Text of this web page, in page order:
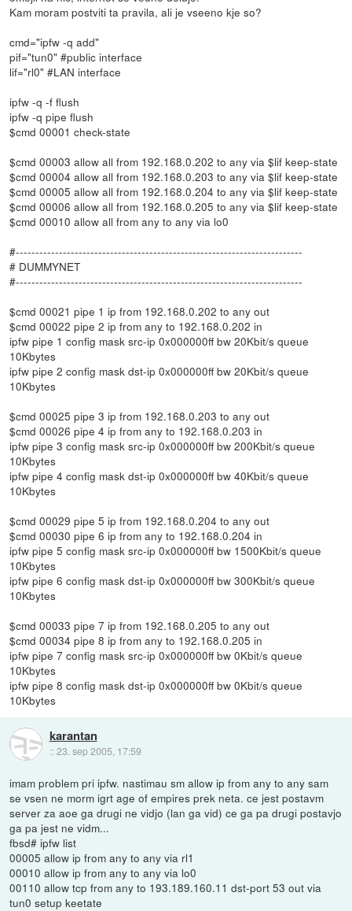
Kam moram postviti ta pravila, ali je vseeno kje so?
cmd="ipfw -q add"
pif="tun0" #public interface
lif="rl0" #LAN interface
ipfw -q -f flush
ipfw -q pipe flush
$cmd 00001 check-state
$cmd 00003 allow all from 192.168.0.202 to any via $lif keep-state
$cmd 00004 allow all from 192.168.0.203 to any via $lif keep-state
$cmd 00005 allow all from 192.168.0.204 to any via $lif keep-state
$cmd 00006 allow all from 192.168.0.205 to any via $lif keep-state
$cmd 00010 allow all from any to any via lo0
#-------------------------------------------------------------------------
# DUMMYNET
#-------------------------------------------------------------------------
$cmd 00021 pipe 1 ip from 192.168.0.202 to any out
$cmd 00022 pipe 2 ip from any to 192.168.0.202 in
ipfw pipe 1 config mask src-ip 0x000000ff bw 20Kbit/s queue
10Kbytes
ipfw pipe 2 config mask dst-ip 0x000000ff bw 20Kbit/s queue
10Kbytes
$cmd 00025 pipe 3 ip from 192.168.0.203 to any out
$cmd 00026 pipe 4 ip from any to 192.168.0.203 in
ipfw pipe 3 config mask src-ip 0x000000ff bw 200Kbit/s queue
10Kbytes
ipfw pipe 4 config mask dst-ip 0x000000ff bw 40Kbit/s queue
10Kbytes
$cmd 00029 pipe 5 ip from 192.168.0.204 to any out
$cmd 00030 pipe 6 ip from any to 192.168.0.204 in
ipfw pipe 5 config mask src-ip 0x000000ff bw 1500Kbit/s queue
10Kbytes
ipfw pipe 6 config mask dst-ip 0x000000ff bw 300Kbit/s queue
10Kbytes
$cmd 00033 pipe 7 ip from 192.168.0.205 to any out
$cmd 00034 pipe 8 ip from any to 192.168.0.205 in
ipfw pipe 7 config mask src-ip 0x000000ff bw 0Kbit/s queue
10Kbytes
ipfw pipe 8 config mask dst-ip 0x000000ff bw 0Kbit/s queue
10Kbytes
karantan
::23. sep 2005, 17:59
imam problem pri ipfw. nastimau sm allow ip from any to any sam
se vsen ne morm igrt age of empires prek neta. ce jest postavm
server za aoe ga drugi ne vidjo (lan ga vid) ce ga pa drugi postavjo
ga pa jest ne vidm...
fbsd# ipfw list
00005 allow ip from any to any via rl1
00010 allow ip from any to any via lo0
00110 allow tcp from any to 193.189.160.11 dst-port 53 out via
tun0 setup keetate